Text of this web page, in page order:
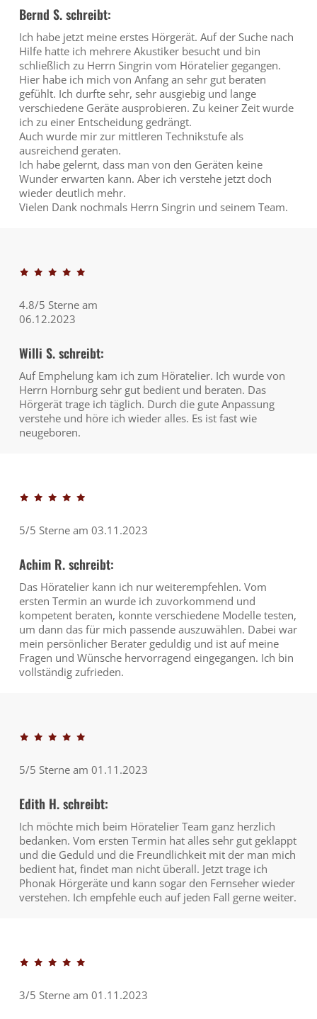
Bernd S. schreibt:
Ich habe jetzt meine erstes Hörgerät. Auf der Suche nach
Hilfe hatte ich mehrere Akustiker besucht und bin
schließlich zu Herrn Singrin vom Höratelier gegangen.
Hier habe ich mich von Anfang an sehr gut beraten
gefühlt. Ich durfte sehr, sehr ausgiebig und lange
verschiedene Geräte ausprobieren. Zu keiner Zeit wurde
ich zu einer Entscheidung gedrängt.
Auch wurde mir zur mittleren Technikstufe als
ausreichend geraten.
Ich habe gelernt, dass man von den Geräten keine
Wunder erwarten kann. Aber ich verstehe jetzt doch
wieder deutlich mehr.
Vielen Dank nochmals Herrn Singrin und seinem Team.
4.8/5 Sterne am
06.12.2023
Willi S. schreibt:
Auf Emphelung kam ich zum Höratelier. Ich wurde von
Herrn Hornburg sehr gut bedient und beraten. Das
Hörgerät trage ich täglich. Durch die gute Anpassung
verstehe und höre ich wieder alles. Es ist fast wie
neugeboren.
5/5 Sterne am 03.11.2023
Achim R. schreibt:
Das Höratelier kann ich nur weiterempfehlen. Vom
ersten Termin an wurde ich zuvorkommend und
kompetent beraten, konnte verschiedene Modelle testen,
um dann das für mich passende auszuwählen. Dabei war
mein persönlicher Berater geduldig und ist auf meine
Fragen und Wünsche hervorragend eingegangen. Ich bin
vollständig zufrieden.
5/5 Sterne am 01.11.2023
Edith H. schreibt:
Ich möchte mich beim Höratelier Team ganz herzlich
bedanken. Vom ersten Termin hat alles sehr gut geklappt
und die Geduld und die Freundlichkeit mit der man mich
bedient hat, findet man nicht überall. Jetzt trage ich
Phonak Hörgeräte und kann sogar den Fernseher wieder
verstehen. Ich empfehle euch auf jeden Fall gerne weiter.
3/5 Sterne am 01.11.2023